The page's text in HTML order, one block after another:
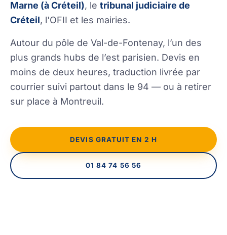
Marne (à Créteil), le tribunal judiciaire de
Créteil, l'OFII et les mairies.
Autour du pôle de Val-de-Fontenay, l’un des
plus grands hubs de l’est parisien. Devis en
moins de deux heures, traduction livrée par
courrier suivi partout dans le 94 — ou à retirer
sur place à Montreuil.
DEVIS GRATUIT EN 2 H
01 84 74 56 56